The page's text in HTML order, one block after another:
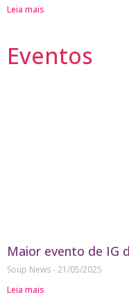
Leia mais
Eventos
Maior evento de IG
Soup News 21/05/2025
Leia mais